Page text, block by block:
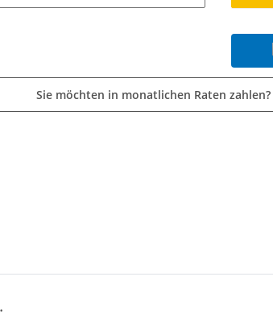
Sie möchten in monatlichen Raten zahlen?